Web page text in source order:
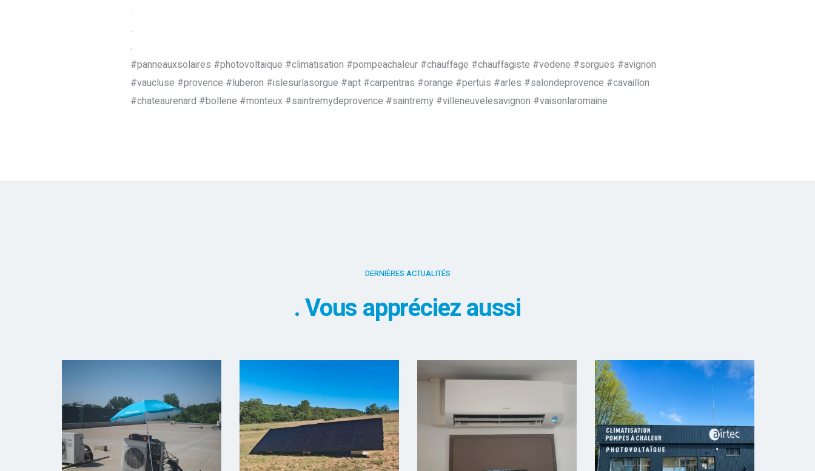
.
.
.
#panneauxsolaires #photovoltaique #climatisation #pompeachaleur #chauffage #chauffagiste #vedene #sorgues #avignon
#vaucluse #provence #luberon #islesurlasorgue #apt #carpentras #orange #pertuis #arles #salondeprovence #cavaillon
#chateaurenard #bollene #monteux #saintremydeprovence #saintremy #villeneuvelesavignon #vaisonlaromaine
DERNIÈRES ACTUALITÉS
Vous appréciez aussi